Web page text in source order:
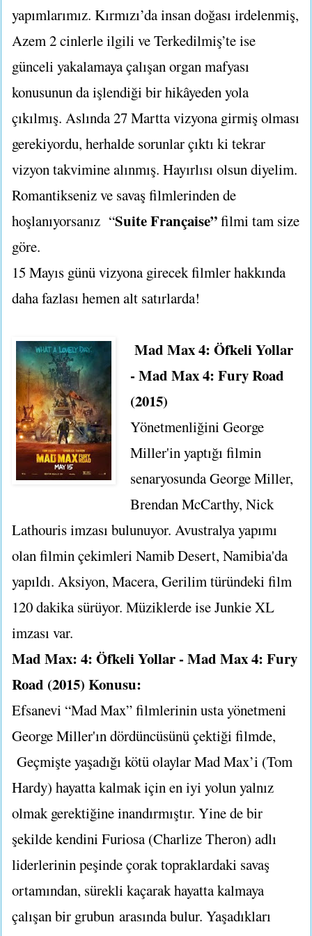
yapımlarımız. Kırmızı’da insan doğası irdelenmiş,
Azem 2 cinlerle ilgili ve Terkedilmiş’te ise
günceli yakalamaya çalışan organ mafyası
konusunun da işlendiği bir hikâyeden yola
çıkılmış. Aslında 27 Martta vizyona girmiş olması
gerekiyordu, herhalde sorunlar çıktı ki tekrar
vizyon takvimine alınmış. Hayırlısı olsun diyelim.
Romantikseniz ve savaş filmlerinden de
hoşlanıyorsanız “Suite Française”filmi tam size
göre.
15 Mayıs günü vizyona girecek filmler hakkında
daha fazlası hemen alt satırlarda!
Mad Max 4: Öfkeli Yollar
- Mad Max 4: Fury Road
(2015)
Yönetmenliğini George
Miller'in yaptığı filmin
senaryosunda George Miller,
Brendan McCarthy, Nick
Lathouris imzası bulunuyor. Avustralya yapımı
olan filmin çekimleri Namib Desert, Namibia'da
yapıldı. Aksiyon, Macera, Gerilim türündeki film
120 dakika sürüyor. Müziklerde ise Junkie XL
imzası var.
Mad Max: 4: Öfkeli Yollar - Mad Max 4: Fury
Road (2015) Konusu:
Efsanevi “Mad Max” filmlerinin usta yönetmeni
George Miller'ın dördüncüsünü çektiği filmde,
Geçmişte yaşadığı kötü olaylar Mad Max’i (Tom
Hardy) hayatta kalmak için en iyi yolun yalnız
olmak gerektiğine inandırmıştır. Yine de bir
şekilde kendini Furiosa (Charlize Theron) adlı
liderlerinin peşinde çorak topraklardaki savaş
ortamından, sürekli kaçarak hayatta kalmaya
çalışan bir grubun arasında bulur. Yaşadıkları